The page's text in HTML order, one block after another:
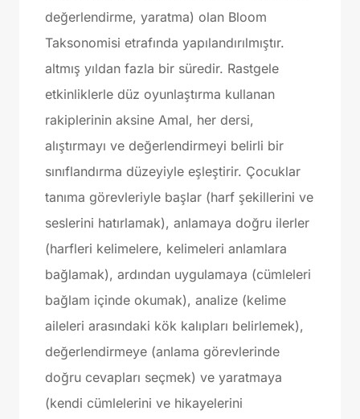
değerlendirme, yaratma) olan Bloom
Taksonomisi etrafında yapılandırılmıştır.
altmış yıldan fazla bir süredir. Rastgele
etkinliklerle düz oyunlaştırma kullanan
rakiplerinin aksine Amal, her dersi,
alıştırmayı ve değerlendirmeyi belirli bir
sınıflandırma düzeyiyle eşleştirir. Çocuklar
tanıma görevleriyle başlar (harf şekillerini ve
seslerini hatırlamak), anlamaya doğru ilerler
(harfleri kelimelere, kelimeleri anlamlara
bağlamak), ardından uygulamaya (cümleleri
bağlam içinde okumak), analize (kelime
aileleri arasındaki kök kalıpları belirlemek),
değerlendirmeye (anlama görevlerinde
doğru cevapları seçmek) ve yaratmaya
(kendi cümlelerini ve hikayelerini